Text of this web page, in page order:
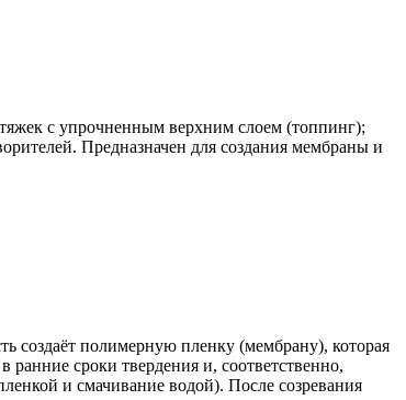
с упрочненным верхним слоем (топпинг);
Предназначен для создания мембраны и
создаёт полимерную пленку (мембрану), которая
ранние сроки твердения и, соответственно,
и смачивание водой). После созревания